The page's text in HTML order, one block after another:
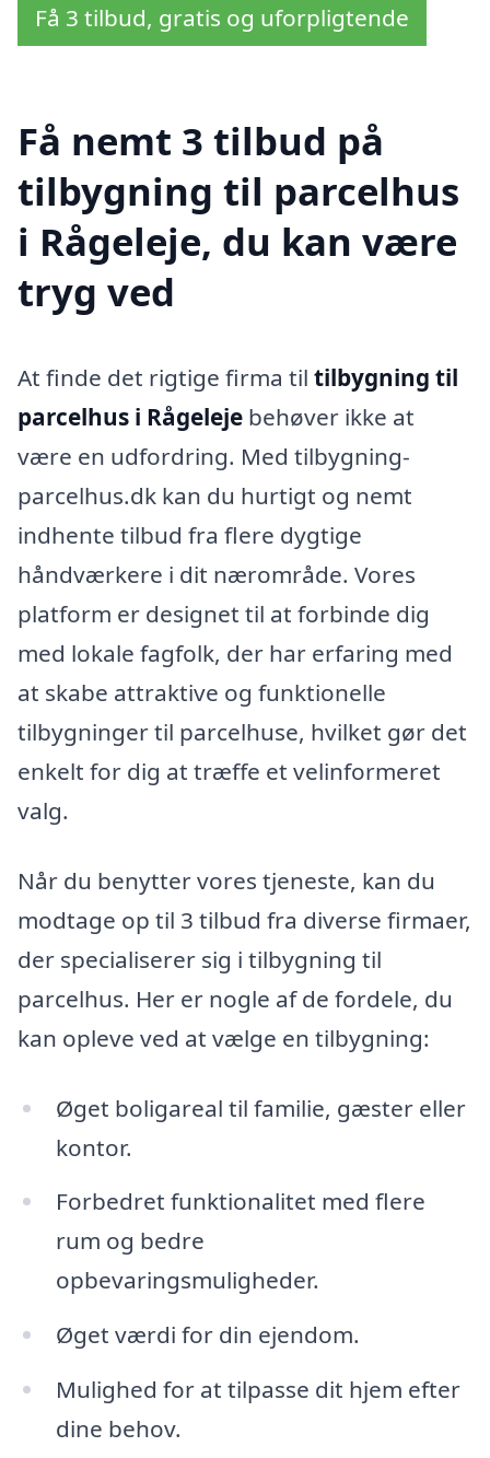
Få 3 tilbud, gratis og uforpligtende
Få nemt 3 tilbud på
tilbygning til parcelhus
i Rågeleje, du kan være
tryg ved
At finde det rigtige firma til tilbygning til
parcelhus i Rågeleje behøver ikke at
være en udfordring. Med tilbygning-
parcelhus.dk kan du hurtigt og nemt
indhente tilbud fra flere dygtige
håndværkere i dit nærområde. Vores
platform er designet til at forbinde dig
med lokale fagfolk, der har erfaring med
at skabe attraktive og funktionelle
tilbygninger til parcelhuse, hvilket gør det
enkelt for dig at træffe et velinformeret
valg.
Når du benytter vores tjeneste, kan du
modtage op til 3 tilbud fra diverse firmaer,
der specialiserer sig i tilbygning til
parcelhus. Her er nogle af de fordele, du
kan opleve ved at vælge en tilbygning:
Øget boligareal til familie, gæster eller
kontor.
Forbedret funktionalitet med flere
rum og bedre
opbevaringsmuligheder.
Øget værdi for din ejendom.
Mulighed for at tilpasse dit hjem efter
dine behov.